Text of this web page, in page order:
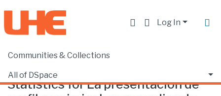
Log In
Communities & Collections
All of DSpace
Home Statistics
Statistics for La presentación de